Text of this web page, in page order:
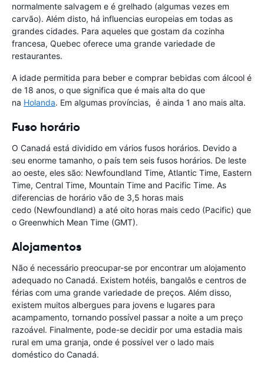
normalmente salvagem e é grelhado (algumas vezes em
carvão). Além disto, há influencias europeias em todas as
grandes cidades. Para aqueles que gostam da cozinha
francesa, Quebec oferece uma grande variedade de
restaurantes.
A idade permitida para beber e comprar bebidas com álcool é
de 18 anos, o que significa que é mais alta do que
na Holanda. Em algumas províncias, é ainda 1 ano mais alta.
Fuso horário
O Canadá está dividido em vários fusos horários. Devido a
seu enorme tamanho, o país tem seis fusos horários. De leste
ao oeste, eles são: Newfoundland Time, Atlantic Time, Eastern
Time, Central Time, Mountain Time and Pacific Time. As
diferencias de horário vão de 3,5 horas mais
cedo (Newfoundland) a até oito horas mais cedo (Pacific) que
o Greenwhich Mean Time (GMT).
Alojamentos
Não é necessário preocupar-se por encontrar um alojamento
adequado no Canadá. Existem hotéis, bangalôs e centros de
férias com uma grande variedade de preços. Além disso,
existem muitos albergues para jovens e lugares para
acampamento, tornando possível passar a noite a um preço
razoável. Finalmente, pode-se decidir por uma estadia mais
rural em uma granja, onde é possível ver o lado mais
doméstico do Canadá.